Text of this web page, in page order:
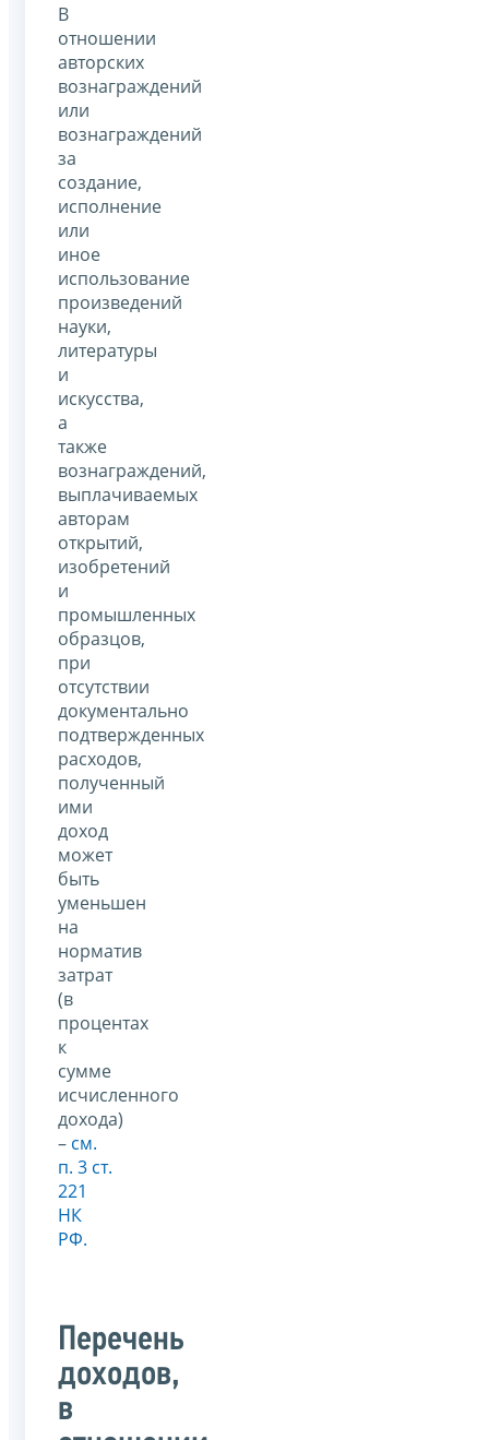
В
отношении
авторских
вознаграждений
или
вознаграждений
за
создание,
исполнение
или
иное
использование
произведений
науки,
литературы
и
искусства,
а
также
вознаграждений,
выплачиваемых
авторам
открытий,
изобретений
и
промышленных
образцов,
при
отсутствии
документально
подтвержденных
расходов,
полученный
ими
доход
может
быть
уменьшен
на
норматив
затрат
(в
процентах
к
сумме
исчисленного
дохода)
– см.
п. 3 ст.
221
НК
РФ.
Перечень
доходов,
в